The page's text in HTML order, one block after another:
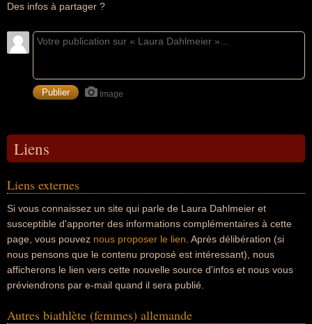
Des infos à partager ?
Image
Liens
Liens externes
Si vous connaissez un site qui parle de Laura Dahlmeier et
susceptible d'apporter des informations complémentaires à cette
page, vous pouvez nous proposer le lien . Après délibération (si
nous pensons que le contenu proposé est intéressant), nous
afficherons le lien vers cette nouvelle source d'infos et nous vous
préviendrons par e-mail quand il sera publié.
Autres biathlète (femmes) allemande